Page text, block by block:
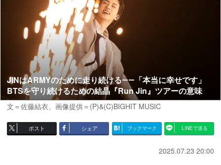
JINはARMYのために走り続ける――「本当に幸せです」
BTSを守り続けるための結晶『Run Jin』ツアーの意味
文＝佐藤結衣、画像提供＝(P)&(C)BIGHIT MUSIC
ポスト シェア ブックマーク LINEで送る
2025.07.23 20:00